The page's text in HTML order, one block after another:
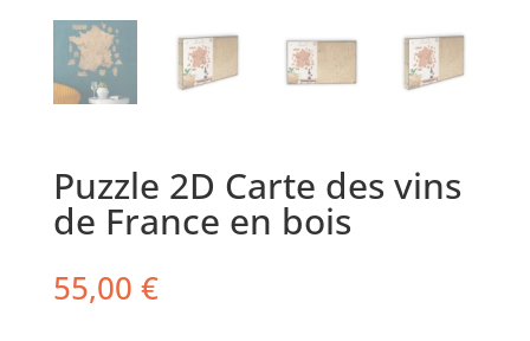
Puzzle 2D Carte des vins
de France en bois
55,00 €